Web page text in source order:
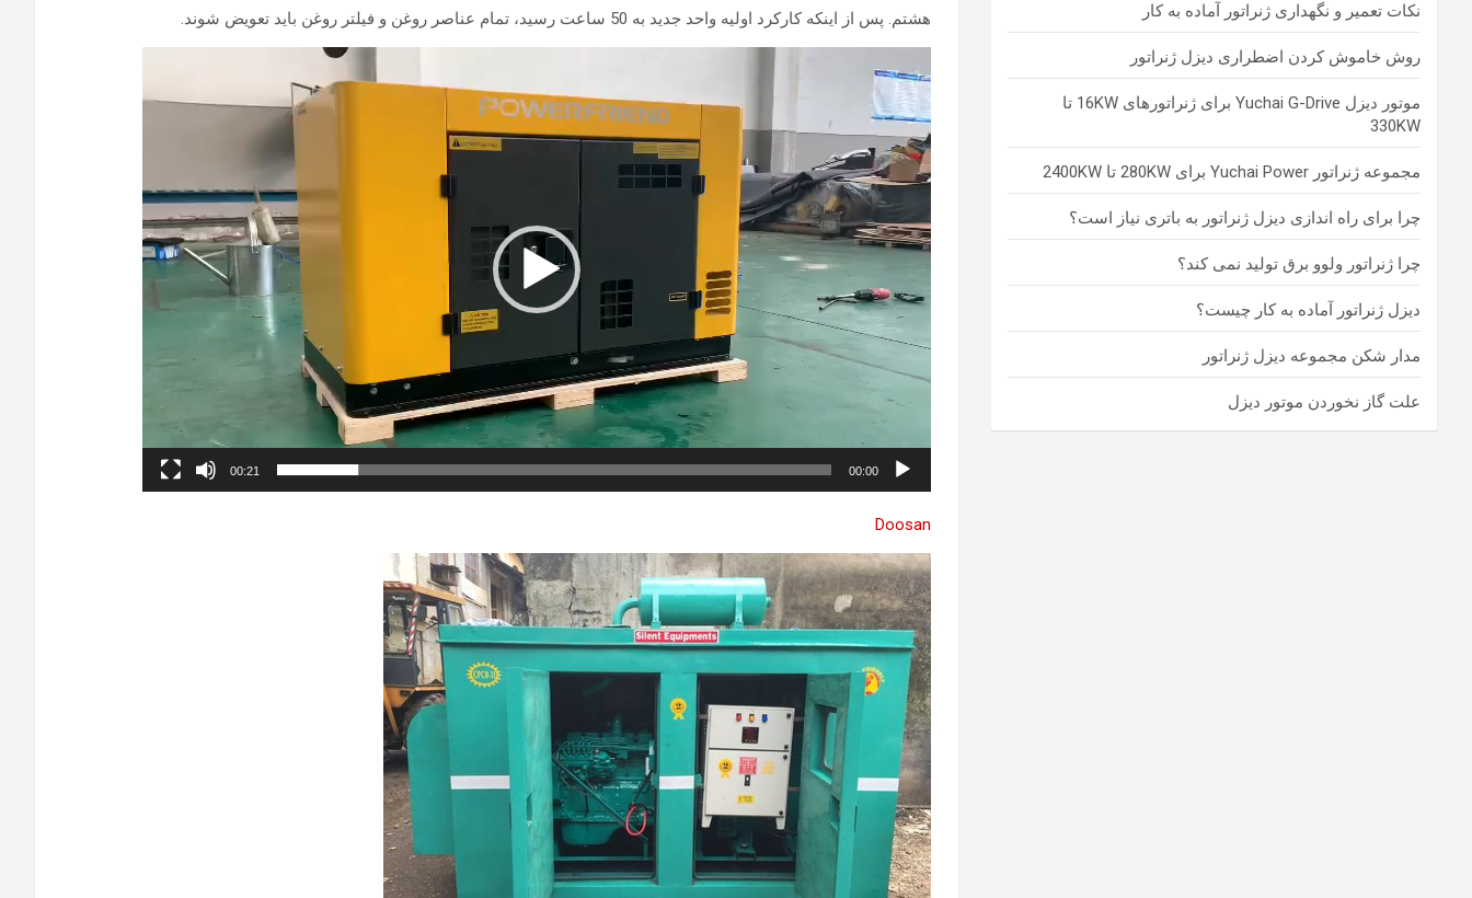
هشتم. پس از اینکه کارکرد اولیه واحد جدید به 50 ساعت رسید، تمام عناصر روغن و فیلتر روغن باید تعویض شوند.
ویدیو
00:00
00:21
Doosan
نکات تعمیر و نگهداری ژنراتور آماده به کار
روش خاموش کردن اضطراری دیزل ژنراتور
موتور دیزل Yuchai G-Drive برای ژنراتورهای 16KW تا
330KW
مجموعه ژنراتور Yuchai Power برای 280KW تا 2400KW
چرا برای راه اندازی دیزل ژنراتور به باتری نیاز است؟
چرا ژنراتور ولوو برق تولید نمی کند؟
دیزل ژنراتور آماده به کار چیست؟
مدار شکن مجموعه دیزل ژنراتور
علت گاز نخوردن موتور دیزل